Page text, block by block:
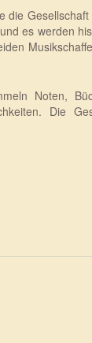
die
es werden
Noten,
Die